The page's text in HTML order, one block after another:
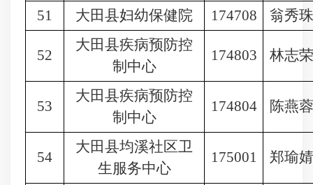
51
大田县妇幼保健院 174708 翁秀珠
52
大田县疾病预防控
制中心
174803 林志荣
53
大田县疾病预防控
制中心
174804 陈燕蓉
54
大田县均溪社区卫
生服务中心
175001 郑瑜婧